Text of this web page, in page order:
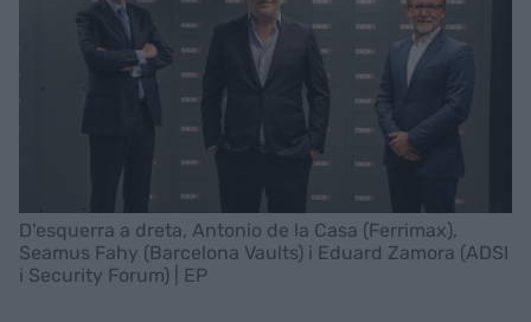
D'esquerra a dreta, Antonio de la Casa (Ferrimax),
Seamus Fahy (Barcelona Vaults) i Eduard Zamora (ADSI
i Security Forum) | EP